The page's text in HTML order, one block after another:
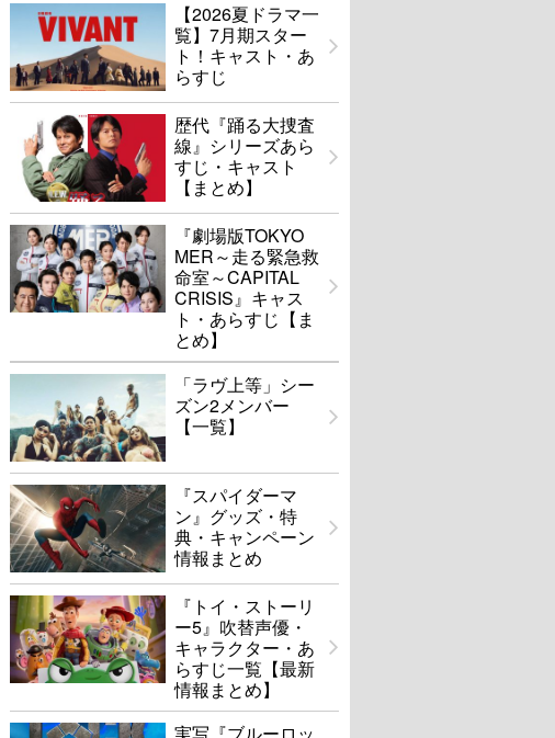
【2026夏ドラマ一
覧】7月期スター
ト！キャスト・あ
らすじ
歴代『踊る大捜査
線』シリーズあら
すじ・キャスト
【まとめ】
『劇場版TOKYO
MER～走る緊急救
命室～CAPITAL
CRISIS』キャス
ト・あらすじ【ま
とめ】
「ラヴ上等」シー
ズン2メンバー
【一覧】
『スパイダーマ
ン』グッズ・特
典・キャンペーン
情報まとめ
『トイ・ストーリ
ー5』吹替声優・
キャラクター・あ
らすじ一覧【最新
情報まとめ】